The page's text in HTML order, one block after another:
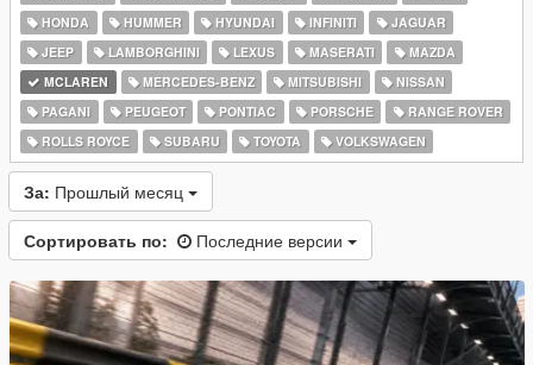
HONDA
HUMMER HYUNDAI INFINITI
JAGUAR
JEEP
LAMBORGHINI LEXUS MASERATI
MAZDA
MCLAREN
MERCEDES-BENZ MITSUBISHI
NISSAN
PAGANI
PEUGEOT PONTIAC PORSCHE
RANGE ROVER
ROLLS ROYCE
SUBARU TOYOTA VOLKSWAGEN
За: Прошлый месяц
Сортировать по: Последние версии